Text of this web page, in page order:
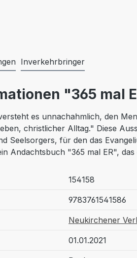
Inverkehrbringer
"365 mal
es unnachahmlich, den
christlicher Alltag." Diese
Seelsorgers, für den das
Andachtsbuch "365 mal ER",
154158
9783761541586
Neukirchener
01.01.2021